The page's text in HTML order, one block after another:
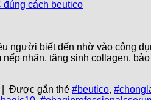
người biết đến nhờ vào công
nếp nhăn, tăng sinh collagen,
Được gắn thẻ #beutico,